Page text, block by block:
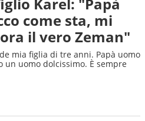
come sta, mi
il vero Zeman"
mia figlia di tre anni. Papà uomo
un uomo dolcissimo. È sempre